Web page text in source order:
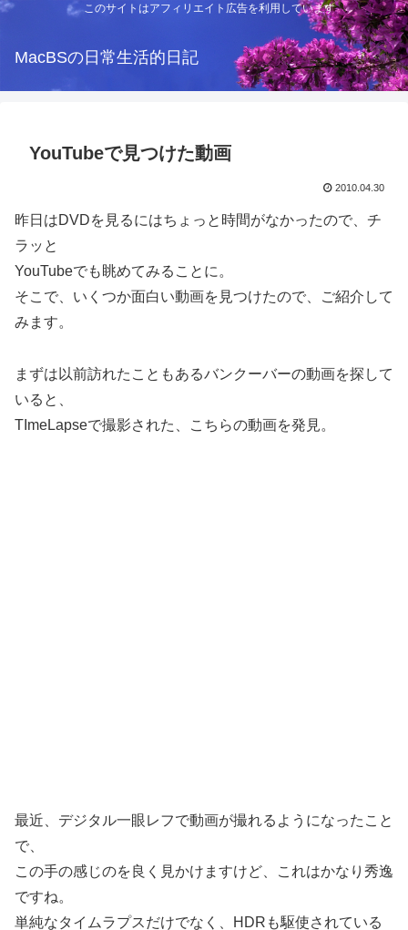
このサイトはアフィリエイト広告を利用しています
MacBSの日常生活的日記
YouTubeで見つけた動画
2010.04.30
昨日はDVDを見るにはちょっと時間がなかったので、チ
ラッと
YouTubeでも眺めてみることに。
そこで、いくつか面白い動画を見つけたので、ご紹介して
みます。
まずは以前訪れたこともあるバンクーバーの動画を探して
いると、
TImeLapseで撮影された、こちらの動画を発見。
最近、デジタル一眼レフで動画が撮れるようになったこと
で、
この手の感じのを良く見かけますけど、これはかなり秀逸
ですね。
単純なタイムラプスだけでなく、HDRも駆使されている